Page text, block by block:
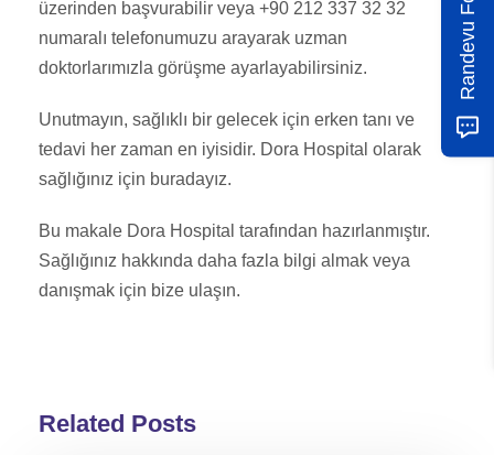
üzerinden başvurabilir veya +90 212 337 32 32
numaralı telefonumuzu arayarak uzman
doktorlarımızla görüşme ayarlayabilirsiniz.
Unutmayın, sağlıklı bir gelecek için erken tanı ve
tedavi her zaman en iyisidir. Dora Hospital olarak
sağlığınız için buradayız.
Bu makale Dora Hospital tarafından hazırlanmıştır.
Sağlığınız hakkında daha fazla bilgi almak veya
danışmak için bize ulaşın.
Related Posts